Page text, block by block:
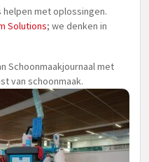
met oplossingen.
Solutions; we denken in
Schoonmaakjournaal met
van schoonmaak.